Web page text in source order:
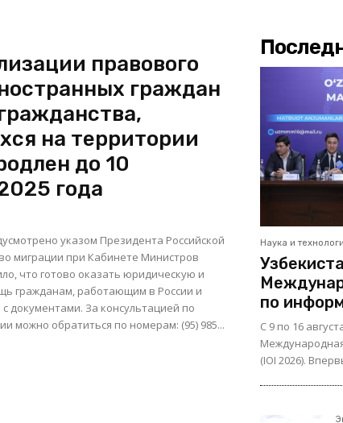
правового
граждан
на территории
до 10
года
указом Президента Российской
что готово оказать юридическую и
гражданам, работающим в России и
За консультацией по
можно обратиться по номерам: (95) 985...
Наука и
по
С 9 по 16
(IOI 2026).